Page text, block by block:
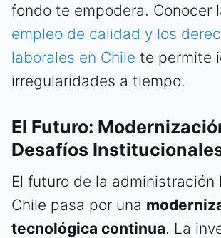
fondo te empodera. Conocer
empleo de calidad y los
laborales en Chile te permite
irregularidades a tiempo.
El Futuro:
Desafíos
El futuro de la administración
Chile pasa por una
tecnológica continua. La